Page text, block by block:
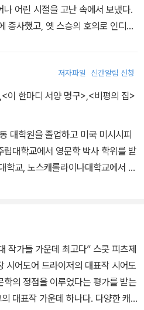
어린 시절을 고난 속에서 보냈다.
종사했고, 옛 스승의 호의로 인디애
년 뉴욕으로 이주하여 점차 창작에
캐리(Sister Carrie)』를 1900년에
농락되어 타락해 가는 과정을 그린
적인 생활을 하기도 했다. 이후 잡
라이저는 소설 『제니 게르하르트(Je
의 전형적인 성공 이야기를 담은 작
을 적나라하게 그린 그의 대담한
카의 비극(An American Tragedy)』
판했다. 이 작품은 조지 스티븐스 감
양지(A Place in the Sun)>라는
두었다. 『사슬(Chains)』, 『새벽(D
저자파일 신간알림 신청
,<이 한마디 서양 명구>,<비평의 집>
대학원을 졸업하고 미국 미시시피
대학교에서 영문학 박사 학위를 받
학교, 노스캐롤라이나대학교에서 교
재와 반역》 등이 있고, 옮긴 책으로
꾼》 《위대한 개츠비》 《노인과 바
극》 《새장에 갇힌 새가 왜 노래하는
년 한국출판학술상 대상을 수상
작가들 가운데 최고다” 스콧 피츠제
의 정점을 이루었다는 평가를 받는
의 대표작 가운데 하나다. 다양한 캐